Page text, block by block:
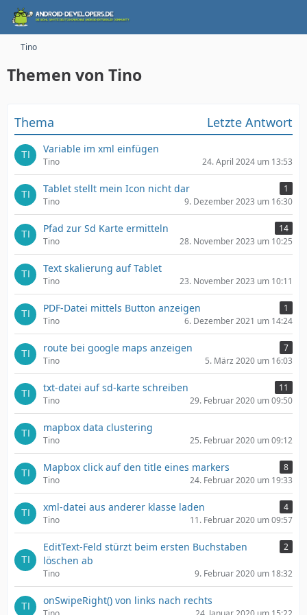
Tino
Themen von Tino
Thema Letzte Antwort
Variable im xml einfügen
Tino 24. April 2024 um 13:53
Tablet stellt mein Icon nicht dar
1
Tino
9. Dezember 2023 um 16:30
Pfad zur Sd Karte ermitteln
14
Tino
28. November 2023 um 10:25
Text skalierung auf Tablet
Tino 23. November 2023 um 10:11
PDF-Datei mittels Button anzeigen
1
Tino
6. Dezember 2021 um 14:24
route bei google maps anzeigen
7
Tino
5. März 2020 um 16:03
txt-datei auf sd-karte schreiben
11
Tino
29. Februar 2020 um 09:50
mapbox data clustering
Tino 25. Februar 2020 um 09:12
Mapbox click auf den title eines markers
8
Tino
24. Februar 2020 um 19:33
xml-datei aus anderer klasse laden
4
Tino
11. Februar 2020 um 09:57
EditText-Feld stürzt beim ersten Buchstaben
löschen ab
2
Tino 9. Februar 2020 um 18:32
onSwipeRight() von links nach rechts